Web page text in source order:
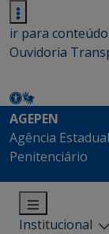
ir para conteúdo
Ouvidoria
AGEPEN
Agência
Penitenciário
Institucional